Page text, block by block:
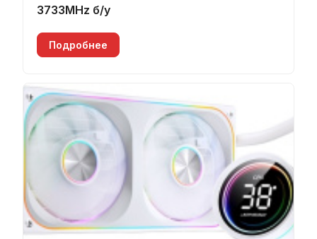
3733MHz б/у
Подробнее